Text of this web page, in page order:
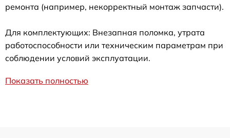
ремонта (например, некорректный монтаж запчасти).
Для комплектующих: Внезапная поломка, утрата
работоспособности или техническим параметрам при
соблюдении условий эксплуатации.
Показать полностью